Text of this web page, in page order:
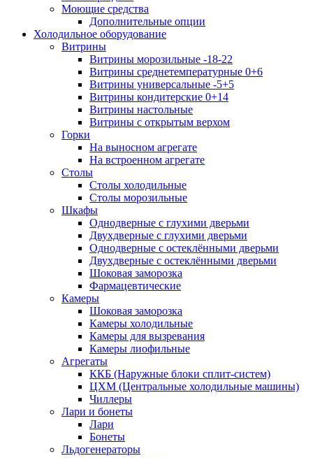
Моющие средства
Дополнительные опции
Холодильное оборудование
Витрины
Витрины морозильные -18-22
Витрины среднетемпературные 0+6
Витрины универсальные -5+5
Витрины кондитерские 0+14
Витрины настольные
Витрины с открытым верхом
Горки
На выносном агрегате
На встроенном агрегате
Столы
Столы холодильные
Столы морозильные
Шкафы
Однодверные с глухими дверьми
Двухдверные с глухими дверьми
Однодверные с остеклёнными дверьми
Двухдверные с остеклёнными дверьми
Шоковая заморозка
Фармацевтические
Камеры
Шоковая заморозка
Камеры холодильные
Камеры для вызревания
Камеры лиофильные
Агрегаты
ККБ (Наружные блоки сплит-систем)
ЦХМ (Центральные холодильные машины)
Чиллеры
Лари и бонеты
Лари
Бонеты
Льдогенераторы